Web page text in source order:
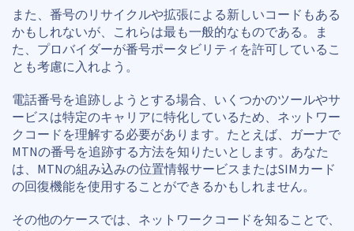
また、番号のリサイクルや拡張による新しいコードもある
かもしれないが、これらは最も一般的なものである。ま
た、プロバイダーが番号ポータビリティを許可しているこ
とも考慮に入れよう。
電話番号を追跡しようとする場合、いくつかのツールやサ
ービスは特定のキャリアに特化しているため、ネットワー
クコードを理解する必要があります。たとえば、ガーナで
MTNの番号を追跡する方法を知りたいとします。あなた
は、MTNの組み込みの位置情報サービスまたはSIMカード
の回復機能を使用することができるかもしれません。
その他のケースでは、ネットワークコードを知ることで、